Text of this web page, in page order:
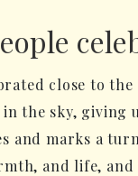
close to
the sky, giving
and marks a
and life,